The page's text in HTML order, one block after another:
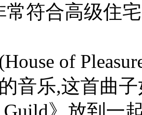
常符合高级住
of
音乐,这首曲
Guild》放到一